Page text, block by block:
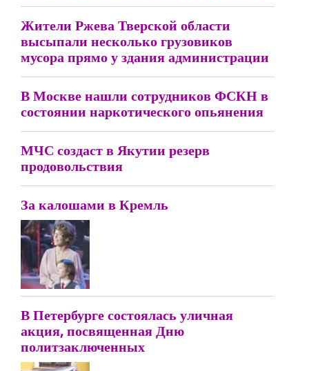
Жители Ржева Тверской области
высыпали несколько грузовиков
мусора прямо у здания администрации
В Москве нашли сотрудников ФСКН в
состоянии наркотического опьянения
МЧС создаст в Якутии резерв
продовольствия
За калошами в Кремль
В Петербурге состоялась уличная
акция, посвященная Дню
политзаключенных